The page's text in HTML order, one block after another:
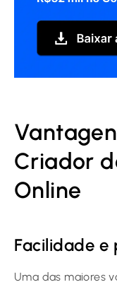
Criador
Online
Facilidade
Uma das maiores